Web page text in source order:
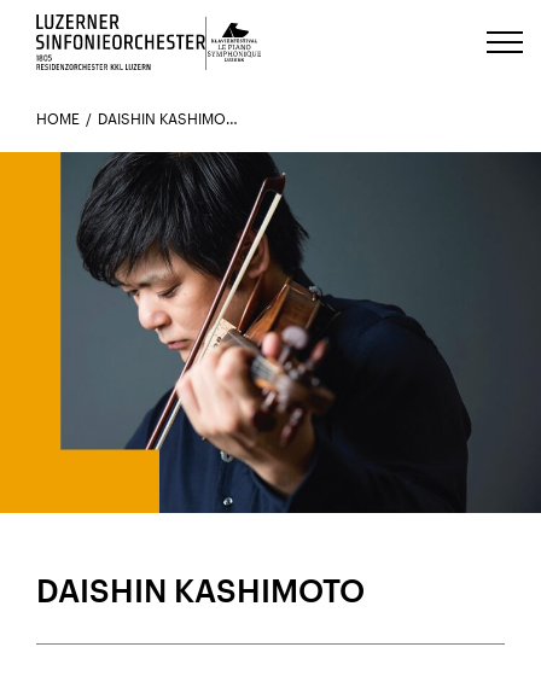
Luzerns Klavierfestival «Le Piano
HOME DAISHIN KASHIMOTO
DAISHIN KASHIMOTO